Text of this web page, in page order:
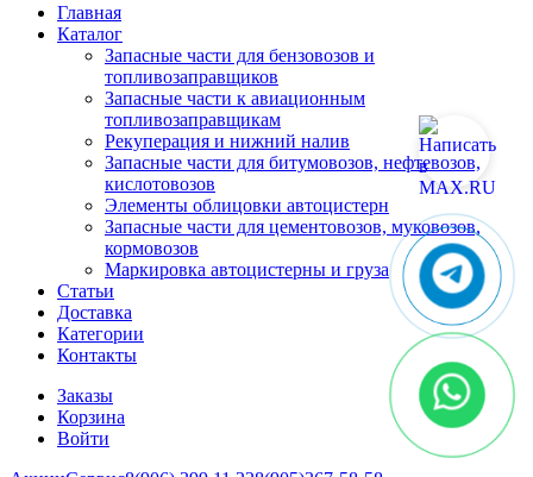
Главная
Каталог
Запасные части для бензовозов и
топливозаправщиков
Запасные части к авиационным
топливозаправщикам
Рекуперация и нижний налив
Запасные части для битумовозов, нефтевозов,
кислотовозов
Элементы облицовки автоцистерн
Запасные части для цементовозов, муковозов,
кормовозов
Маркировка автоцистерны и груза
Статьи
Доставка
Категории
Контакты
Заказы
Корзина
Войти